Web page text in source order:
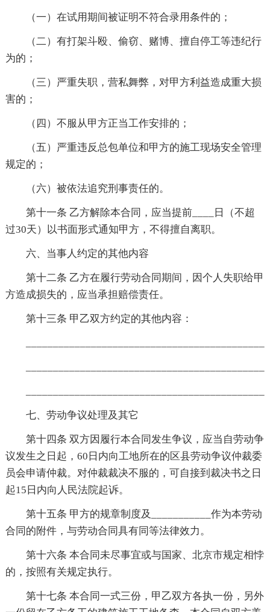
（一）在试用期间被证明不符合录用条件的；
（二）有打架斗殴、偷窃、赌博、擅自停工等违纪行
为的；
（三）严重失职，营私舞弊，对甲方利益造成重大损
害的；
（四）不服从甲方正当工作安排的；
（五）严重违反总包单位和甲方的施工现场安全管理
规定的；
（六）被依法追究刑事责任的。
第十一条 乙方解除本合同，应当提前____日（不超
过30天）以书面形式通知甲方，不得擅自离职。
六、当事人约定的其他内容
第十二条 乙方在履行劳动合同期间，因个人失职给甲
方造成损失的，应当承担赔偿责任。
第十三条 甲乙双方约定的其他内容：
七、劳动争议处理及其它
第十四条 双方因履行本合同发生争议，应当自劳动争
议发生之日起，60日内向工地所在的区县劳动争议仲裁委
员会申请仲裁。对仲裁裁决不服的，可自接到裁决书之日
起15日内向人民法院起诉。
第十五条 甲方的规章制度及___________作为本劳动
合同的附件，与劳动合同具有同等法律效力。
第十六条 本合同未尽事宜或与国家、北京市规定相悖
的，按照有关规定执行。
第十七条 本合同一式三份，甲乙双方各执一份，另外